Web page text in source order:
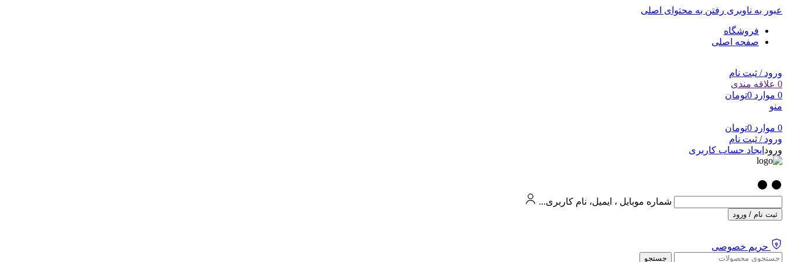
عبور به ناوبری رفتن به محتوای اصلی
فروشگاه
صفحه اصلی
ورود / ثبت نام
0 علاقه مندی
0 موارد 0تومان
منو
0 موارد 0تومان
ورود / ثبت نام
ورود ایجاد حساب کاربری
شماره موبایل ، ایمیل، نام کاربری...
ثبت نام / ورود
حریم خصوصی
جستجو